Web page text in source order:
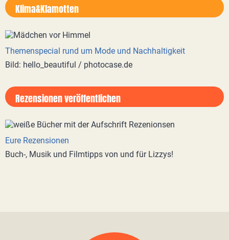
Klima&Klamotten
Themenspecial rund um Mode und Nachhaltigkeit
Bild: hello_beautiful / photocase.de
Rezensionen veröffentlichen
Eure Rezensionen
Buch-, Musik und Filmtipps von und für Lizzys!